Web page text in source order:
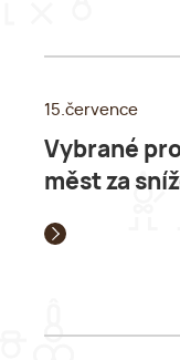
15.července
Vybrané
měst za